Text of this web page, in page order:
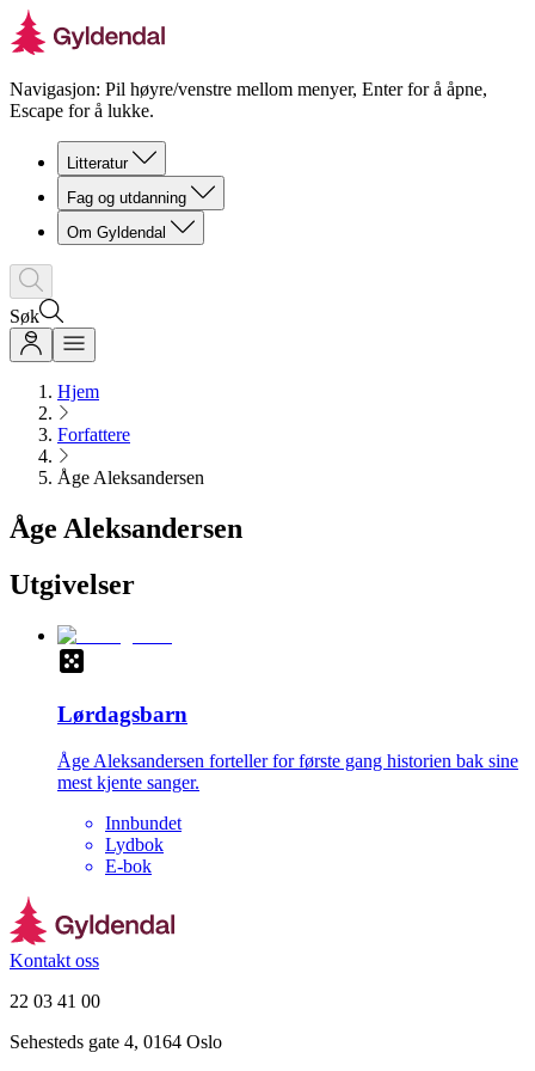
Navigasjon: Pil høyre/venstre mellom menyer, Enter for å åpne,
Escape for å lukke.
Litteratur
Fag og utdanning
Om Gyldendal
Søk
Hjem
Forfattere
Åge Aleksandersen
Åge Aleksandersen
Utgivelser
Lørdagsbarn
Åge Aleksandersen forteller for første gang historien bak sine
mest kjente sanger.
Innbundet
Lydbok
E-bok
Kontakt oss
22 03 41 00
Sehesteds gate 4, 0164 Oslo